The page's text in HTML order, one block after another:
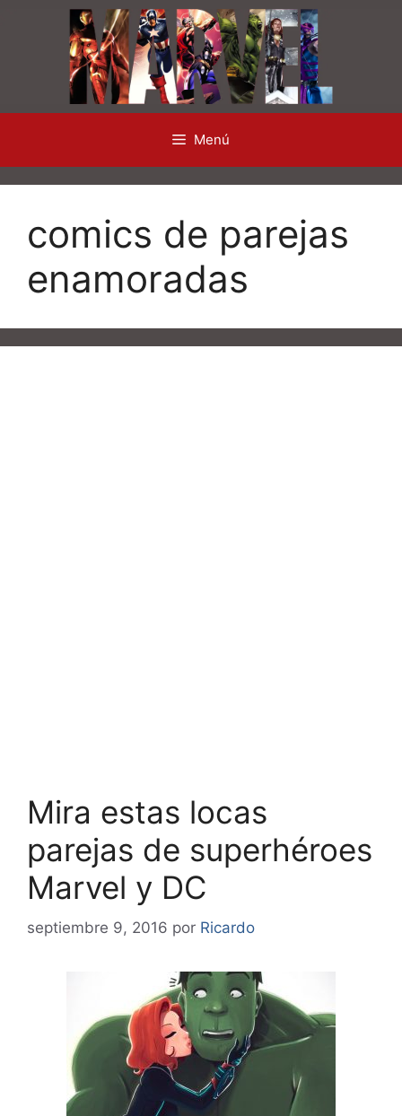
contenido
Menú
comics de parejas
enamoradas
Mira estas locas
parejas de superhéroes
Marvel y DC
septiembre 9, 2016 por Ricardo